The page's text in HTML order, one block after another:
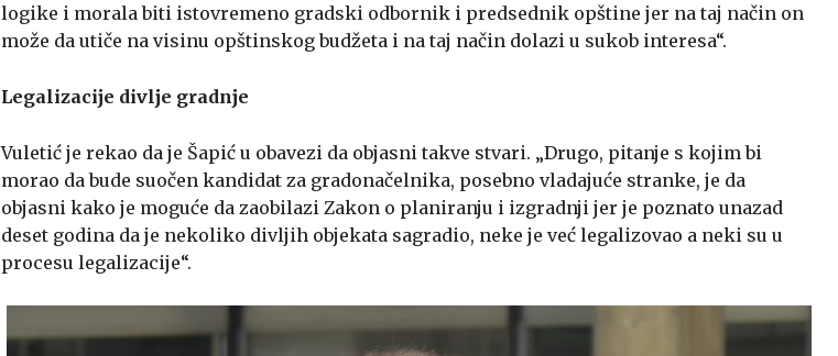
logike i morala biti istovremeno gradski odbornik i predsednik opštine jer na taj način on
može da utiče na visinu opštinskog budžeta i na taj način dolazi u sukob interesa“.
Legalizacije divlje gradnje
Vuletić je rekao da je Šapić u obavezi da objasni takve stvari. „Drugo, pitanje s kojim bi
morao da bude suočen kandidat za gradonačelnika, posebno vladajuće stranke, je da
objasni kako je moguće da zaobilazi Zakon o planiranju i izgradnji jer je poznato unazad
deset godina da je nekoliko divljih objekata sagradio, neke je već legalizovao a neki su u
procesu legalizacije“.